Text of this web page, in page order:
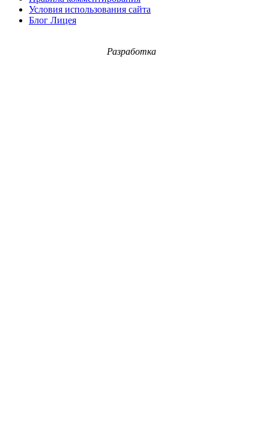
Условия использования сайта
Блог Лицея
Разработка